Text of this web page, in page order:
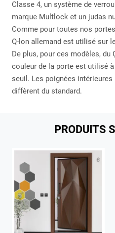
Classe 4, un système de
marque Multlock et un judas
Comme pour toutes nos
Q-lon allemand est utilisé sur
De plus, pour ces modèles,
couleur de la porte est utilisé
seuil. Les poignées
diffèrent du standard.
PRODUITS